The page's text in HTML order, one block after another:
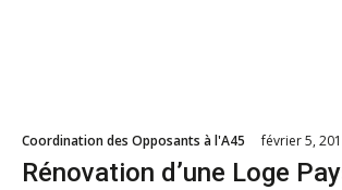
Coordination des Opposants à l'A45 février 5,
Rénovation d’une Loge